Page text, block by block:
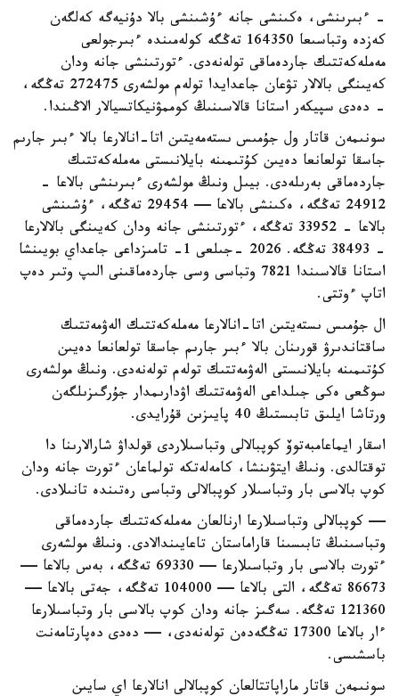
- ءبىرىنشى، ەكىنشى جانە ءۇشىنشى بالا دۇنيەگە كەلگەن
كەزدە وتباسىعا 164350 تەڭگە كولەمىندە ءبىرجولعى
مەملەكەتتىك جاردەماقى تولەنەدى. ءتورتىنشى جانە ودان
كەيىنگى بالالار تۋعان جاعدايدا تولەم مولشەرى 272475 تەڭگە،
- دەدى سپيكەر استانا قالاسىنىڭ كوممۋنيكاتسيالار الاڭىندا.
سونىمەن قاتار ول جۇمىس ىستەمەيتىن اتا-انالارعا بالا ءبىر جارىم
جاسقا تولعانعا دەيىن كۇتىمىنە بايلانىستى مەملەكەتتىك
جاردەماقى بەرىلەدى. بيىل ونىڭ مولشەرى ءبىرىنشى بالاعا -
24912 تەڭگە، ەكىنشى بالاعا — 29454 تەڭگە، ءۇشىنشى
بالاعا - 33952 تەڭگە، ءتورتىنشى جانە ودان كەيىنگى بالالارعا
- 38493 تەڭگە. 2026 -جىلعى 1- تامىزداعى جاعداي بويىنشا
استانا قالاسىندا 7821 وتباسى وسى جاردەماقىنى الىپ وتىر دەپ
اتاپ ءوتتى.
ال جۇمىس ىستەيتىن اتا-انالارعا مەملەكەتتىك الەۋمەتتىك
ساقتاندىرۋ قورىنان بالا ءبىر جارىم جاسقا تولعانعا دەيىن
كۇتىمىنە بايلانىستى الەۋمەتتىك تولەم تولەنەدى. ونىڭ مولشەرى
سوڭعى ەكى جىلداعى الەۋمەتتىك اۋدارىمدار جۇرگىزىلگەن
ورتاشا ايلىق تابىستىڭ 40 پايىزىن قۇرايدى.
اسقار ايماعامبەتوۆ كوپبالالى وتباسىلاردى قولداۋ شارالارىنا دا
توقتالدى. ونىڭ ايتۋىنشا، كامەلەتكە تولماعان ءتورت جانە ودان
كوپ بالاسى بار وتباسىلار كوپبالالى وتباسى رەتىندە تانىلادى.
— كوپبالالى وتباسىلارعا ارنالعان مەملەكەتتىك جاردەماقى
وتباسىنىڭ تابىسىنا قاراماستان تاعايىندالادى. ونىڭ مولشەرى
ءتورت بالاسى بار وتباسىلارعا — 69330 تەڭگە، بەس بالاعا —
86673 تەڭگە، التى بالاعا — 104000 تەڭگە، جەتى بالاعا —
121360 تەڭگە. سەگىز جانە ودان كوپ بالاسى بار وتباسىلارعا
ءار بالاعا 17300 تەڭگەدەن تولەنەدى، — دەدى دەپارتامەنت
باسشىسى.
سونىمەن قاتار ماراپاتتالعان كوپبالالى انالارعا اي سايىن